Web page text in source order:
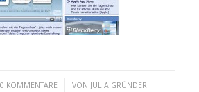
0 KOMMENTARE
/ VON JULIA GRÜNDER